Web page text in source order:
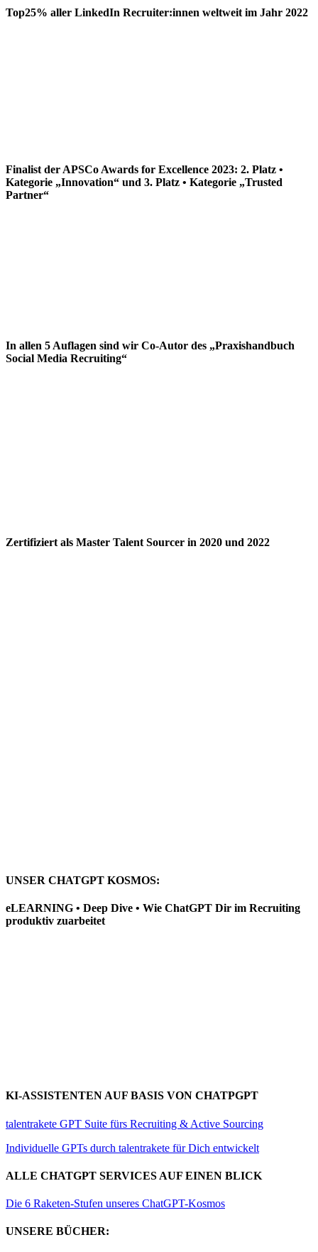
Top25% aller LinkedIn Recruiter:innen weltweit im Jahr 2022
Finalist der APSCo Awards for Excellence 2023: 2. Platz •
Kategorie „Innovation“ und 3. Platz • Kategorie „Trusted
Partner“
In allen 5 Auflagen sind wir Co-Autor des „Praxishandbuch
Social Media Recruiting“
Zertifiziert als Master Talent Sourcer in 2020 und 2022
UNSER CHATGPT KOSMOS:
eLEARNING • Deep Dive • Wie ChatGPT Dir im Recruiting
produktiv zuarbeitet
KI-ASSISTENTEN AUF BASIS VON CHATPGPT
talentrakete GPT Suite fürs Recruiting & Active Sourcing
Individuelle GPTs durch talentrakete für Dich entwickelt
ALLE CHATGPT SERVICES AUF EINEN BLICK
Die 6 Raketen-Stufen unseres ChatGPT-Kosmos
UNSERE BÜCHER: